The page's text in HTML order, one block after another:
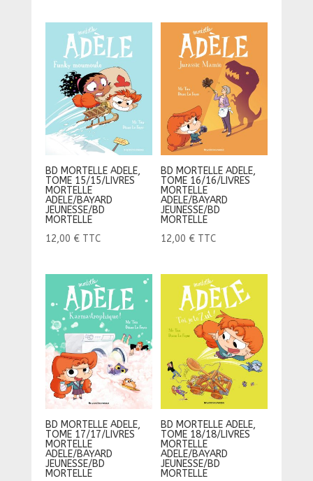
BD MORTELLE ADELE,
TOME 15/15/LIVRES
MORTELLE
ADELE/BAYARD
JEUNESSE/BD
MORTELLE
12,00 € TTC
BD MORTELLE ADELE,
TOME 16/16/LIVRES
MORTELLE
ADELE/BAYARD
JEUNESSE/BD
MORTELLE
12,00 € TTC
BD MORTELLE ADELE,
TOME 17/17/LIVRES
MORTELLE
ADELE/BAYARD
JEUNESSE/BD
MORTELLE
BD MORTELLE ADELE,
TOME 18/18/LIVRES
MORTELLE
ADELE/BAYARD
JEUNESSE/BD
MORTELLE